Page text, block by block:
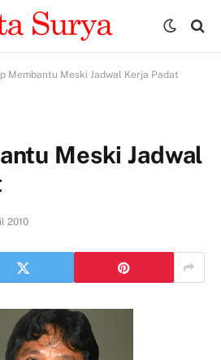
Membantu Meski Jadwal Kerja Padat
Meski Jadwal
2010